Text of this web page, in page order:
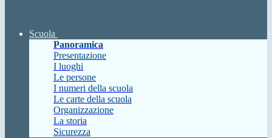
Scuola
Panoramica
Presentazione
I luoghi
Le persone
I numeri della scuola
Le carte della scuola
Organizzazione
La storia
Sicurezza